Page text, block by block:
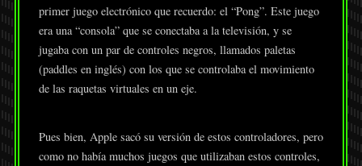
primer juego electrónico que recuerdo: el “Pong”. Este juego
era una “consola” que se conectaba a la televisión, y se
jugaba con un par de controles negros, llamados paletas
(paddles en inglés) con los que se controlaba el movimiento
de las raquetas virtuales en un eje.
Pues bien, Apple sacó su versión de estos controladores, pero
como no había muchos juegos que utilizaban estos controles,